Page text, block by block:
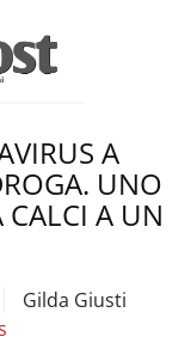
A
UNO
CALCI A UN
Gilda Giusti